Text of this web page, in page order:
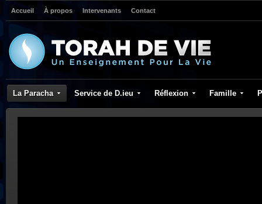
Accueil À propos Intervenants Contact
La Paracha Service de D.ieu Réflexion Famille